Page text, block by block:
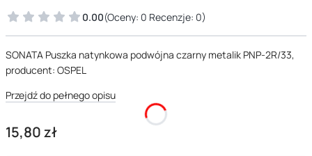
0.00(Oceny: 0 Recenzje: 0)
SONATA Puszka natynkowa podwójna czarny metalik PNP-2R/33,
producent: OSPEL
Przejdź do pełnego opisu
Cena
15,80 zł